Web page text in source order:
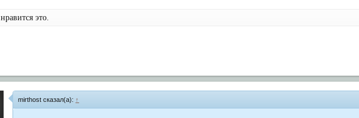
нравится это.
mirthost сказал(а): ↑